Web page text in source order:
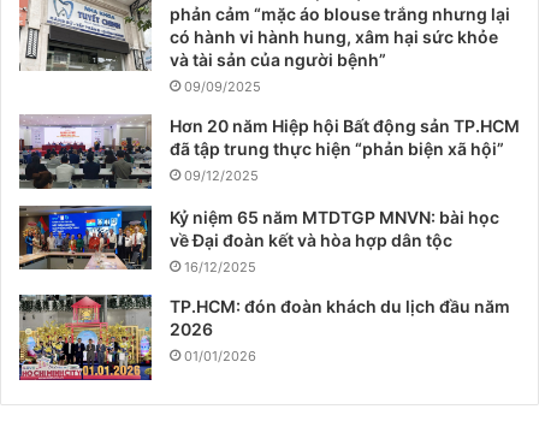
phản cảm “mặc áo blouse trắng nhưng lại
có hành vi hành hung, xâm hại sức khỏe
và tài sản của người bệnh”
09/09/2025
Hơn 20 năm Hiệp hội Bất động sản TP.HCM
đã tập trung thực hiện “phản biện xã hội”
09/12/2025
Kỷ niệm 65 năm MTDTGP MNVN: bài học
về Đại đoàn kết và hòa hợp dân tộc
16/12/2025
TP.HCM: đón đoàn khách du lịch đầu năm
2026
01/01/2026